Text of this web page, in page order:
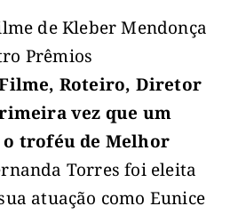
de Kleber Mendonça
Prêmios
Roteiro, Diretor
vez que um
troféu de Melhor
Torres foi eleita
atuação como Eunice